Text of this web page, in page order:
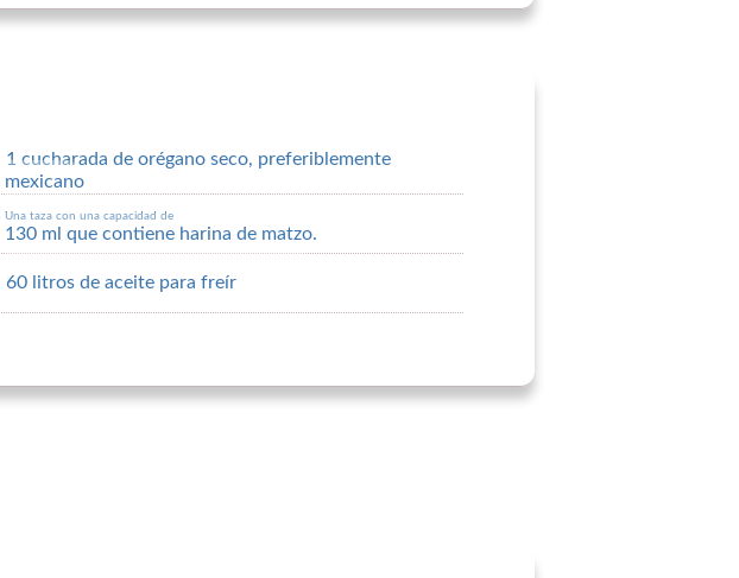
1 cucharada de orégano seco, preferiblemente
mexicano
Una taza con una capacidad de
130 ml que contiene harina de matzo.
60 litros de aceite para freír